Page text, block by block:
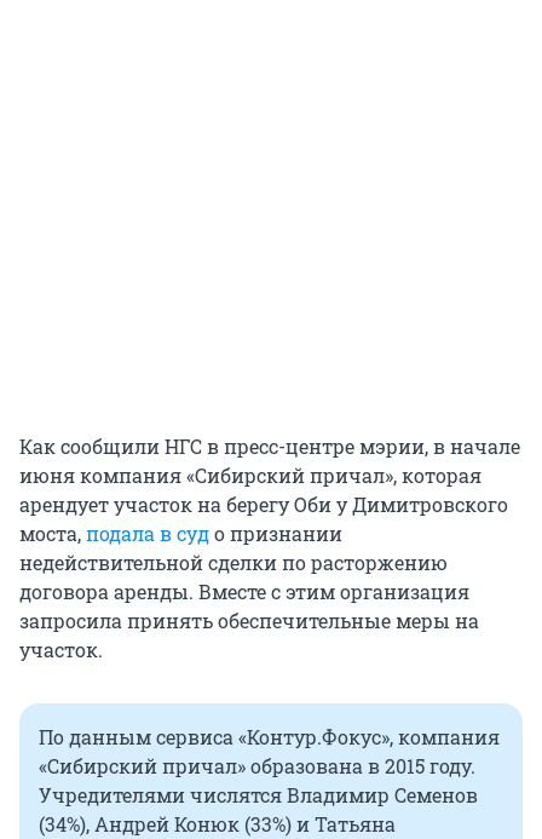
Как сообщили НГС в пресс-центре мэрии, в начале
июня компания «Сибирский причал», которая
арендует участок на берегу Оби у Димитровского
моста,подала в судо признании
недействительной сделки по расторжению
договора аренды. Вместе с этим организация
запросила принять обеспечительные меры на
участок.
По данным сервиса «Контур.Фокус», компания
«Сибирский причал» образована в 2015 году.
Учредителями числятся Владимир Семенов
(34%), Андрей Конюк (33%) и Татьяна